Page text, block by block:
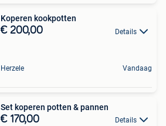
Koperen kookpotten
€ 200,00 Details
Herzele Vandaag
Set koperen potten & pannen
€ 170,00 Details